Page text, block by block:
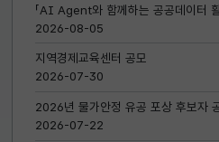
공지
「AI Agent와 함께하는 공공데이터 활
2026-08-05
지역경제교육센터 공모
2026-07-30
2026년 물가안정 유공 포상 후보자
2026-07-22